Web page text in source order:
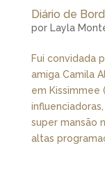
Diário de
por Layla
Fui convidada
amiga Camila
em Kissimmee
super mansão
altas